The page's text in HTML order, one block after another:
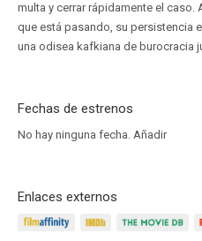
multa y cerrar rápidamente el caso.
que está pasando, su persistencia
una odisea kafkiana de burocracia
Fechas de estrenos
No hay ninguna fecha. Añadir
Enlaces externos